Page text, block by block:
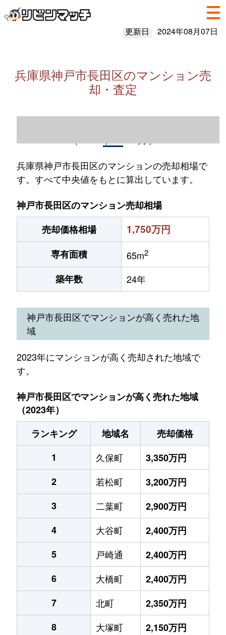
更新日 2024年08月07日
兵庫県神戸市長田区のマンション売
却・査定
兵庫県神戸市長田区のマンションの売却相場で
す。すべて中央値をもとに算出しています。
神戸市長田区のマンション売却相場
売却価格相場
1,750万円
専有面積 65m2
築年数 24年
神戸市長田区でマンションが高く売れた地
域
2023年にマンションが高く売却された地域で
す。
神戸市長田区でマンションが高く売れた地域
（2023年）
ランキング
地域名
売却価格
1
久保町
3,350万円
2
若松町
3,200万円
3
二葉町
2,900万円
4
大谷町
2,400万円
5
戸崎通
2,400万円
6
大橋町
2,400万円
7
北町
2,350万円
8
大塚町
2,150万円